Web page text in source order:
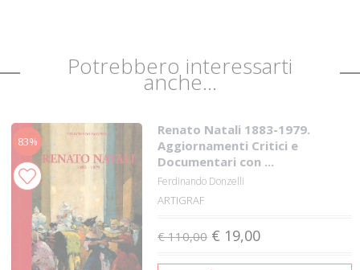
Potrebbero interessarti
anche...
83%
Renato Natali 1883-1979.
Aggiornamenti Critici e
Documentari con ...
Ferdinando Donzelli
ARTIGRAF
€ 110,00 € 19,00